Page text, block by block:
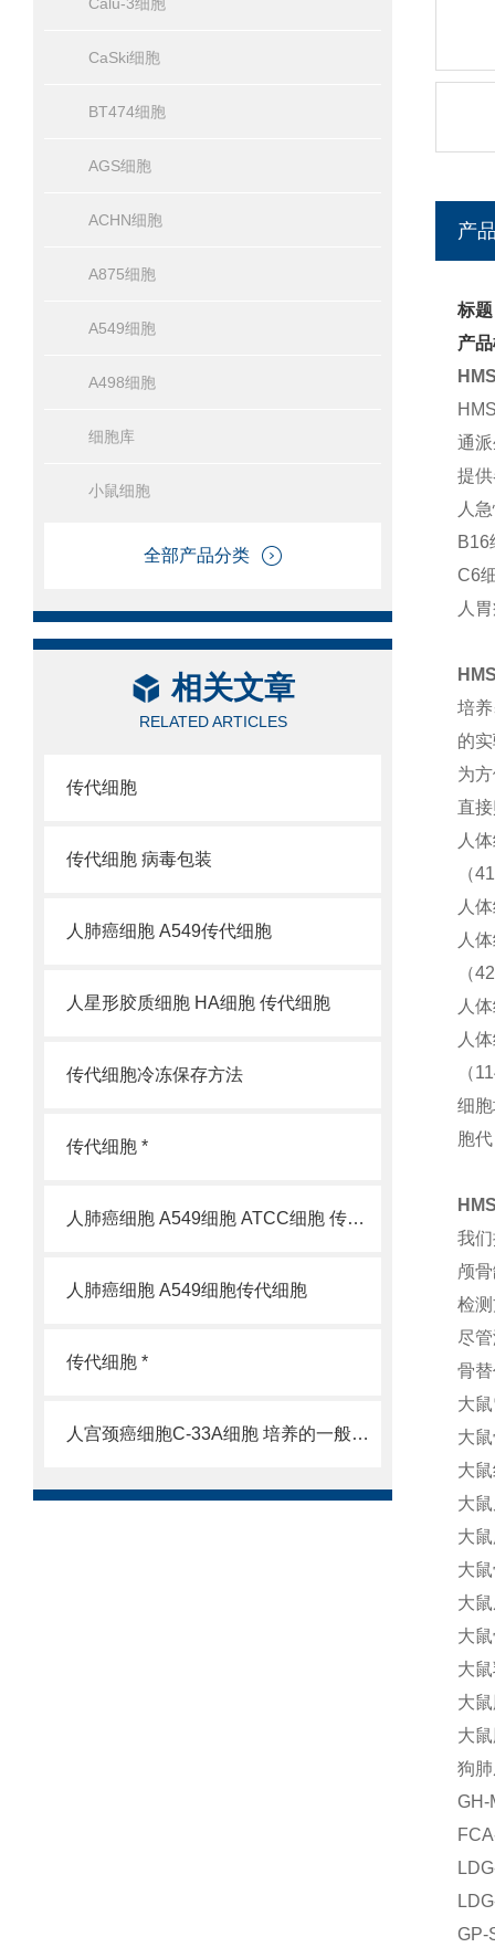
CaSki细胞
BT474细胞
AGS细胞
ACHN细胞
A875细胞
A549细胞
A498细胞
细胞库
小鼠细胞
全部产品分类
相关文章
RELATED ARTICLES
传代细胞
传代细胞 病毒包装
人肺癌细胞 A549传代细胞
人星形胶质细胞 HA细胞 传代细胞
传代细胞冷冻保存方法
传代细胞 *
人肺癌细胞 A549细胞 ATCC细胞 传代细胞
人肺癌细胞 A549细胞传代细胞
传代细胞 *
人宫颈癌细胞C-33A细胞 培养的一般过程
产
标
产
通
提
人
B16
C6
人
培
的
为
直
人
（
人
人
（
人
人
（
细
胞
我
颅
检
尽
骨
大
大
大
大
大
大
大
大
大
大
大
狗
GP-